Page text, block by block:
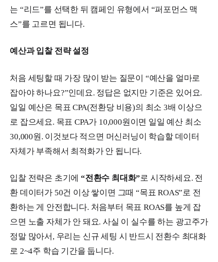
는 “리드”를 선택한 뒤 캠페인 유형에서 “퍼포먼스 맥
스”를 고르면 됩니다.
예산과 입찰 전략 설정
처음 세팅할 때 가장 많이 받는 질문이 “예산을 얼마로
잡아야 하나요?”인데요. 정답은 없지만 기준은 있어요.
일일 예산은 목표 CPA(전환당 비용)의 최소 3배 이상으
로 잡으세요. 목표 CPA가 10,000원이면 일일 예산 최소
30,000원. 이것보다 적으면 머신러닝이 학습할 데이터
자체가 부족해서 최적화가 안 됩니다.
입찰 전략은 초기에 “전환수 최대화”로 시작하세요. 전
환 데이터가 50건 이상 쌓이면 그때 “목표 ROAS”로 전
환하는 게 안전합니다. 처음부터 목표 ROAS를 높게 잡
으면 노출 자체가 안 돼요. 사실 이 실수를 하는 광고주가
정말 많아서, 우리는 신규 세팅 시 반드시 전환수 최대화
로 2~4주 학습 기간을 둡니다.